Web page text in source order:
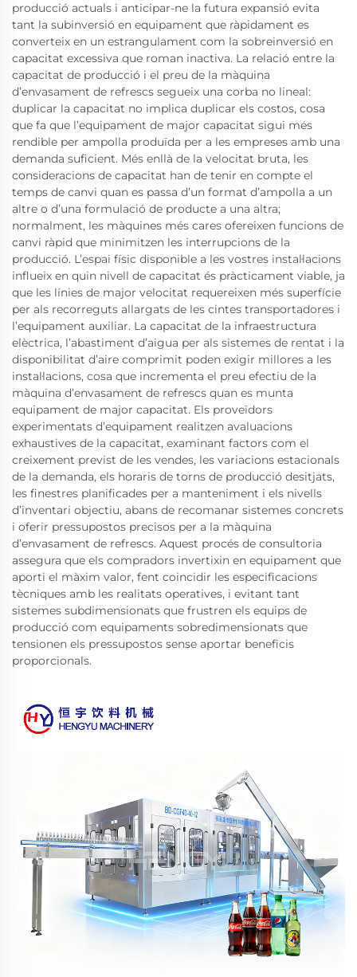
producció actuals i anticipar-ne la futura expansió evita
tant la subinversió en equipament que ràpidament es
converteix en un estrangulament com la sobreinversió en
capacitat excessiva que roman inactiva. La relació entre la
capacitat de producció i el preu de la màquina
d’envasament de refrescs segueix una corba no lineal:
duplicar la capacitat no implica duplicar els costos, cosa
que fa que l’equipament de major capacitat sigui més
rendible per ampolla produïda per a les empreses amb una
demanda suficient. Més enllà de la velocitat bruta, les
consideracions de capacitat han de tenir en compte el
temps de canvi quan es passa d’un format d’ampolla a un
altre o d’una formulació de producte a una altra;
normalment, les màquines més cares ofereixen funcions de
canvi ràpid que minimitzen les interrupcions de la
producció. L’espai físic disponible a les vostres instal·lacions
influeix en quin nivell de capacitat és pràcticament viable, ja
que les línies de major velocitat requereixen més superfície
per als recorreguts allargats de les cintes transportadores i
l’equipament auxiliar. La capacitat de la infraestructura
elèctrica, l’abastiment d’aigua per als sistemes de rentat i la
disponibilitat d’aire comprimit poden exigir millores a les
instal·lacions, cosa que incrementa el preu efectiu de la
màquina d’envasament de refrescs quan es munta
equipament de major capacitat. Els proveïdors
experimentats d’equipament realitzen avaluacions
exhaustives de la capacitat, examinant factors com el
creixement previst de les vendes, les variacions estacionals
de la demanda, els horaris de torns de producció desitjats,
les finestres planificades per a manteniment i els nivells
d’inventari objectiu, abans de recomanar sistemes concrets
i oferir pressupostos precisos per a la màquina
d’envasament de refrescs. Aquest procés de consultoria
assegura que els compradors invertixin en equipament que
aporti el màxim valor, fent coincidir les especificacions
tècniques amb les realitats operatives, i evitant tant
sistemes subdimensionats que frustren els equips de
producció com equipaments sobredimensionats que
tensionen els pressupostos sense aportar beneficis
proporcionals.